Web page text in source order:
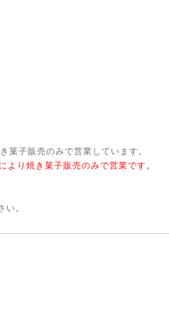
子販売のみで営業しています。
り焼き菓子販売のみで営業です。
い。